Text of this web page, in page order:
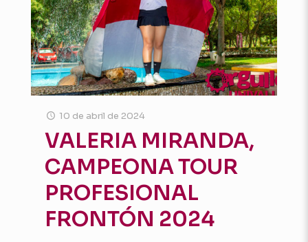
10 de abril de 2024
VALERIA MIRANDA,
CAMPEONA TOUR
PROFESIONAL
FRONTÓN 2024